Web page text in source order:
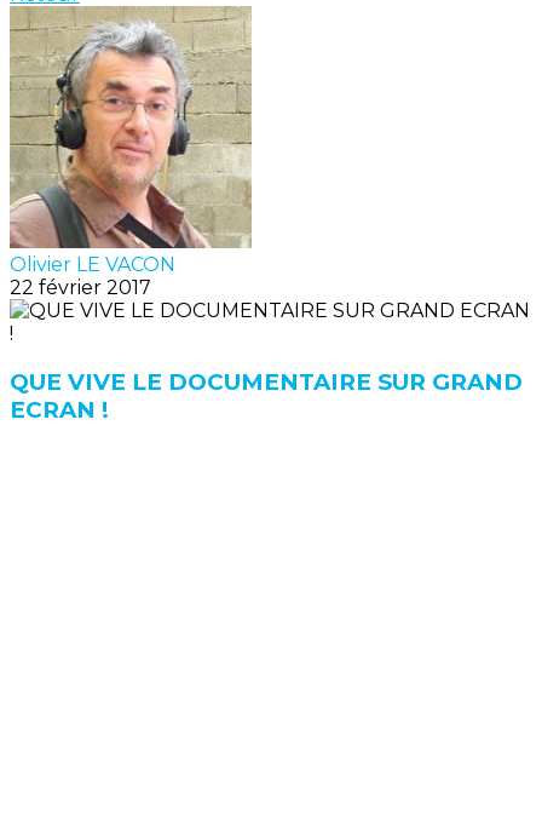
Olivier LE VACON
22 février 2017
QUE VIVE LE DOCUMENTAIRE SUR GRAND
ECRAN !